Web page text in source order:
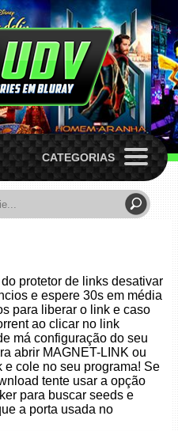
CATEGORIAS
protetor de links desativar
e espere 30s em média
para liberar o link e caso
ao clicar no link
má configuração do seu
abrir MAGNET-LINK ou
cole no seu programa! Se
tente usar a opção
para buscar seeds e
a porta usada no